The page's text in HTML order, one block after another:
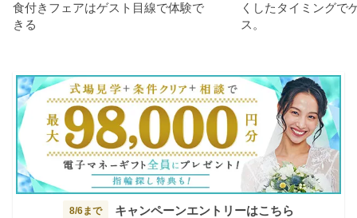
食付きフェアはゲスト目線で体験で
きる
くしたタイミングで
ス。
8/6まで キャンペーンエントリーはこちら